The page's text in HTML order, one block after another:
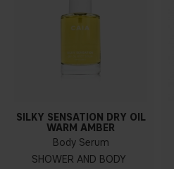
SILKY SENSATION DRY OIL
WARM AMBER
Body Serum
SHOWER AND BODY